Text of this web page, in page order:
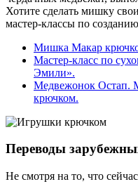
Хотите сделать мишку
мастер-классы по
Мишка Макар
Мастер-класс по
Эмили».
Медвежонок Остап.
крючком.
Переводы
Не смотря на то, что